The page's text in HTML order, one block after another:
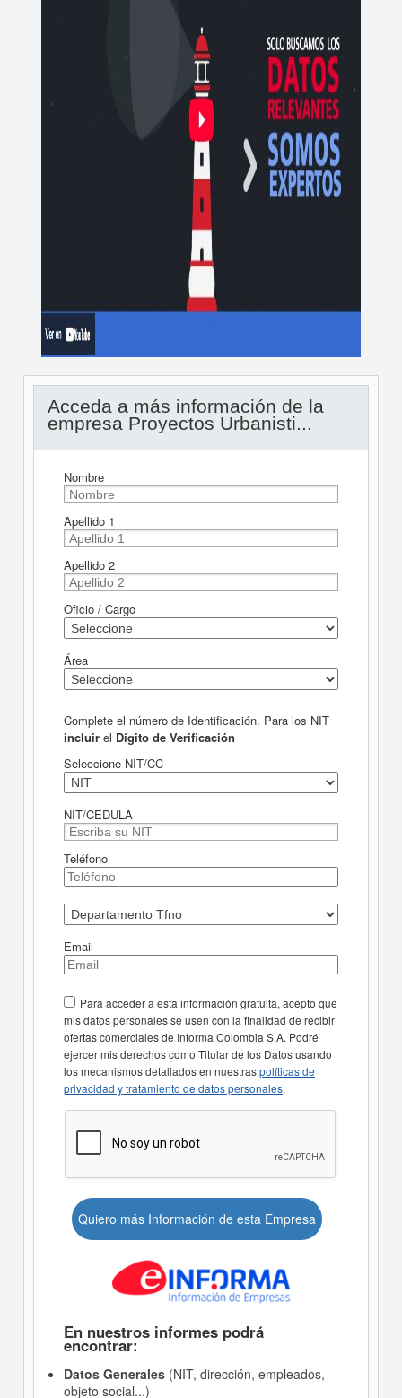
Acceda a más información de la
empresa Proyectos Urbanisti...
Nombre
Apellido 1
Apellido 2
Oficio / Cargo
Área
Complete el número de Identificación. Para los NIT
incluirel Dígito de Verificación
Seleccione NIT/CC
NIT/CEDULA
Teléfono
Email
Para acceder a esta información gratuita, acepto que
mis datos personales se usen con la finalidad de recibir
ofertas comerciales de Informa Colombia S.A. Podré
ejercer mis derechos como Titular de los Datos usando
los mecanismos detallados en nuestraspolíticas de
privacidad y tratamiento de datos personales.
Quiero más Información de esta Empresa
En nuestros informes podrá
encontrar:
Datos Generales(NIT, dirección, empleados,
objeto social...)